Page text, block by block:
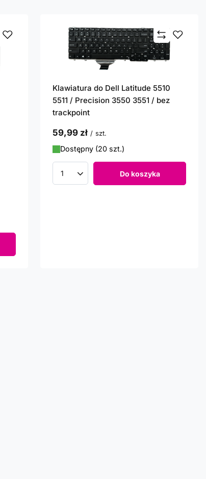
Klawiatura do Dell Latitude 5510
5511 / Precision 3550 3551 / bez
trackpoint
59,99 zł / szt.
Dostępny (20 szt.)
Ilość produktów Do koszyka